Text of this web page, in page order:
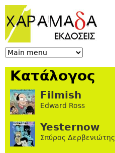
Κατάλογος
Filmish
Edward Ross
Yesternow
Σπύρος Δερβενιώτης